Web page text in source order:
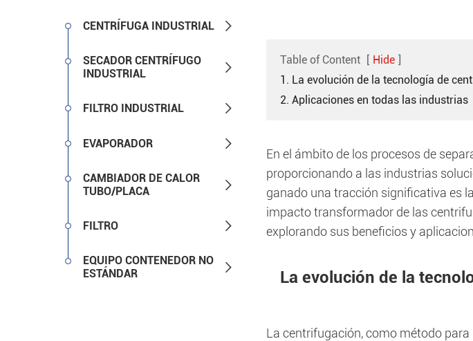
CENTRÍFUGA INDUSTRIAL 
SECADOR CENTRÍFUGO
INDUSTRIAL

FILTRO INDUSTRIAL 
EVAPORADOR 
CAMBIADOR DE CALOR
TUBO/PLACA

FILTRO 
EQUIPO CONTENEDOR NO
ESTÁNDAR

Table of Content [ Hide ]
1. La evolución de la tecnología de
2. Aplicaciones en todas las industrias
En el ámbito de los procesos de
proporcionando a las industrias
ganado una tracción significativa es
impacto transformador de las
explorando sus beneficios y
La evolución de la
La centrifugación, como método